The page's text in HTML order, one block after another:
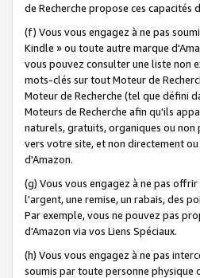
de Recherche propose ces capacités
(f) Vous vous engagez à ne pas
Kindle » ou toute autre marque
vous pouvez consulter une liste non
mots-clés sur tout Moteur de
Moteur de Recherche (tel que défini
Moteurs de Recherche afin qu'ils
naturels, gratuits, organiques ou
vers votre site, et non directement
d'Amazon.
(g) Vous vous engagez à ne pas
l'argent, une remise, un rabais, des
Par exemple, vous ne pouvez pas
d'Amazon via vos Liens Spéciaux.
(h) Vous vous engagez à ne pas
soumis par toute personne physique